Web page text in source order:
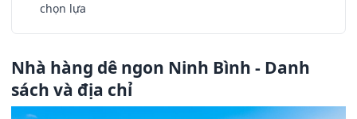
chọn lựa
Nhà hàng dê ngon Ninh Bình - Danh
sách và địa chỉ